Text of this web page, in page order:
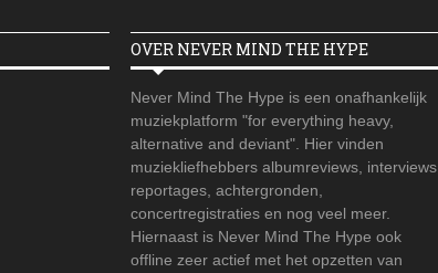
OVER NEVER MIND THE HYPE
Never Mind The Hype is een onafhankelijk
muziekplatform "for everything heavy,
alternative and deviant". Hier vinden
muziekliefhebbers albumreviews, interviews,
reportages, achtergronden,
concertregistraties en nog veel meer.
Hiernaast is Never Mind The Hype ook
offline zeer actief met het opzetten van